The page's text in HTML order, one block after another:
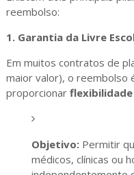
reembolso:
1. Garantia da Livre
Em muitos contratos de
maior valor), o reembolso
proporcionar
Objetivo: Permitir
médicos, clínicas ou